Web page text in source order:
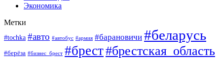
Экономика
Метки
#tochka #авто #автобус #армия #барановичи #беларусь
#берёза #бизнес_брест #брест#брестская_область